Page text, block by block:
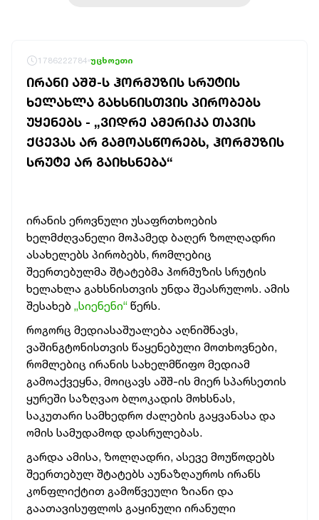
1786222784 უცხოეთი
ᲘᲠᲐᲜᲘ ᲐᲨᲨ-Ს ᲰᲝᲠᲛᲣᲖᲘᲡ ᲡᲠᲣᲢᲘᲡ
ᲮᲔᲚᲐᲮᲚᲐ ᲒᲐᲮᲡᲜᲘᲡᲗᲕᲘᲡ ᲞᲘᲠᲝᲑᲔᲑᲡ
ᲣᲧᲔᲜᲔᲑᲡ - „ᲕᲘᲓᲠᲔ ᲐᲛᲔᲠᲘᲙᲐ ᲗᲐᲕᲘᲡ
ᲥᲪᲔᲕᲐᲡ ᲐᲠ ᲒᲐᲛᲝᲐᲡᲬᲝᲠᲔᲑᲡ, ᲰᲝᲠᲛᲣᲖᲘᲡ
ᲡᲠᲣᲢᲔ ᲐᲠ ᲒᲐᲘᲮᲡᲜᲔᲑᲐ“
ირანის ეროვნული უსაფრთხოების
ხელმძღვანელი მოჰამედ ბაღერ ზოლღადრი
ასახელებს პირობებს, რომლებიც
შეერთებულმა შტატებმა ჰორმუზის სრუტის
ხელახლა გახსნისთვის უნდა შეასრულოს. ამის
შესახებ „სიენენი“ წერს.
როგორც მედიასაშუალება აღნიშნავს,
ვაშინგტონისთვის წაყენებული მოთხოვნები,
რომლებიც ირანის სახელმწიფო მედიამ
გამოაქვეყნა, მოიცავს აშშ-ის მიერ სპარსეთის
ყურეში საზღვაო ბლოკადის მოხსნას,
საკუთარი სამხედრო ძალების გაყვანასა და
ომის სამუდამოდ დასრულებას.
გარდა ამისა, ზოლღადრი, ასევე მოუწოდებს
შეერთებულ შტატებს აუნაზღაუროს ირანს
კონფლიქტით გამოწვეული ზიანი და
გაათავისუფლოს გაყინული ირანული